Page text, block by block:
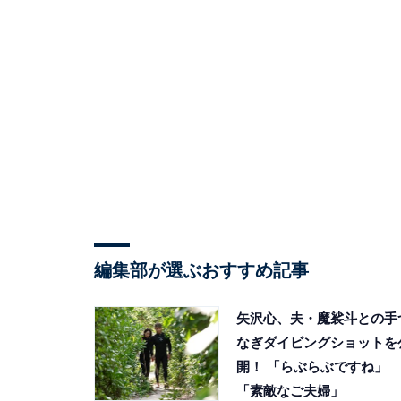
編集部が選ぶおすすめ記事
矢沢心、夫・魔裟斗との手
なぎダイビングショットを
開！ 「らぶらぶですね」
「素敵なご夫婦」